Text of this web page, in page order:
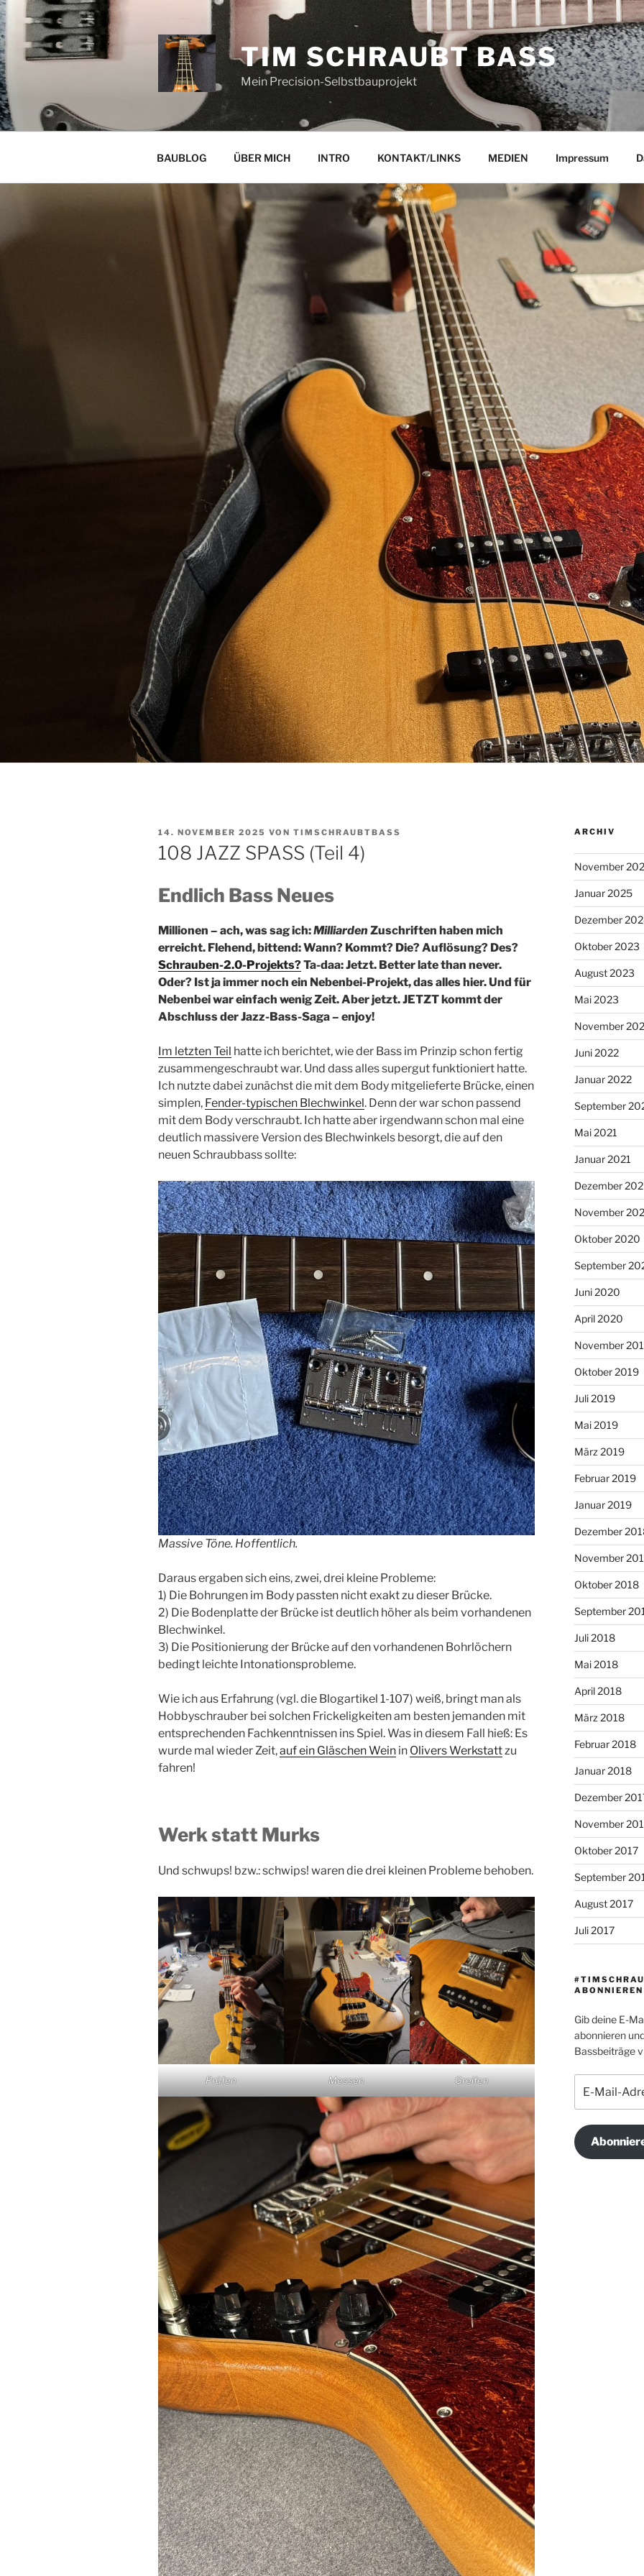
Zum
Inhalt
springen
TIM SCHRAUBT BASS
Mein Precision-Selbstbauprojekt
BAUBLOG ÜBER MICH INTRO KONTAKT/LINKS MEDIEN Impressum
VERÖFFENTLICHT
AM
14. NOVEMBER 2025 VON TIMSCHRAUBTBASS
108 JAZZ SPASS (Teil 4)
Endlich Bass Neues
Millionen – ach, was sag ich:MilliardenZuschriften haben mich
erreicht. Flehend, bittend: Wann? Kommt? Die? Auflösung? Des?
Schrauben-2.0-Projekts?Ta-daa: Jetzt. Better late than never.
Oder? Ist ja immer noch ein Nebenbei-Projekt, das alles hier. Und für
Nebenbei war einfach wenig Zeit. Aber jetzt. JETZT kommt der
Abschluss der Jazz-Bass-Saga – enjoy!
Im letzten Teil hatte ich berichtet, wie der Bass im Prinzip schon fertig
zusammengeschraubt war. Und dass alles supergut funktioniert hatte.
Ich nutzte dabei zunächst die mit dem Body mitgelieferte Brücke, einen
simplen, Fender-typischen Blechwinkel. Denn der war schon passend
mit dem Body verschraubt. Ich hatte aber irgendwann schon mal eine
deutlich massivere Version des Blechwinkels besorgt, die auf den
neuen Schraubbass sollte:
Massive Töne. Hoffentlich.
Daraus ergaben sich eins, zwei, drei kleine Probleme:
1) Die Bohrungen im Body passten nicht exakt zu dieser Brücke.
2) Die Bodenplatte der Brücke ist deutlich höher als beim vorhandenen
Blechwinkel.
3) Die Positionierung der Brücke auf den vorhandenen Bohrlöchern
bedingt leichte Intonationsprobleme.
Wie ich aus Erfahrung (vgl. die Blogartikel 1-107) weiß, bringt man als
Hobbyschrauber bei solchen Frickeligkeiten am besten jemanden mit
entsprechenden Fachkenntnissen ins Spiel. Was in diesem Fall hieß: Es
wurde mal wieder Zeit,auf ein Gläschen Wein in Olivers Werkstattzu
fahren!
Werk statt Murks
Und schwups! bzw.: schwips! waren die drei kleinen Probleme behoben.
Prüfen Messen Greifen
ARCHIV
November
Januar 2025
Dezember
Oktober 2023
August 2023
Mai 2023
November
Juni 2022
Januar 2022
September
Mai 2021
Januar 2021
Dezember
November
Oktober 2020
September
Juni 2020
April 2020
November
Oktober 2019
Juli 2019
Mai 2019
März 2019
Februar 2019
Januar 2019
Dezember
November
Oktober 2018
September
Juli 2018
Mai 2018
April 2018
März 2018
Februar 2018
Januar 2018
Dezember
November
Oktober 2017
September
August 2017
Juli 2017
ABONNIEREN
Gib deine E-
abonnieren
Bassbeiträge
Mail-
Adresse